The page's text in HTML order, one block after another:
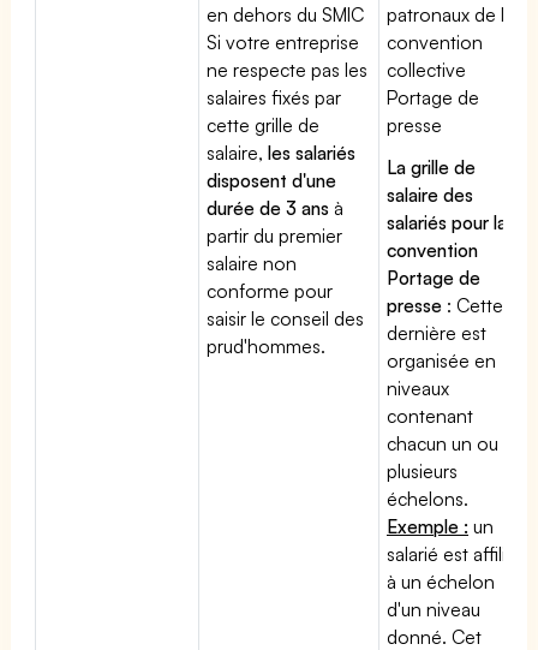
en dehors du SMIC
Si votre entreprise
ne respecte pas les
salaires fixés par
cette grille de
salaire,les salariés
disposent d'une
durée de 3 ans à
partir du premier
salaire non
conforme pour
saisir le conseil des
prud'hommes.
patronaux de la
convention
collective
Portage de
presse
La grille de
salaire des
salariés pour la
convention
Portage de
presse : Cette
dernière est
organisée en
niveaux
contenant
chacun un ou
plusieurs
échelons.
Exemple : un
salarié est affilié
à un échelon
d'un niveau
donné. Cet